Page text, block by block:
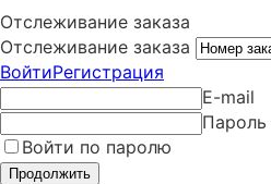
Отслеживание заказа
Отслеживание заказа
ВойтиРегистрация
E-mail
Пароль
Войти по паролю
Продолжить